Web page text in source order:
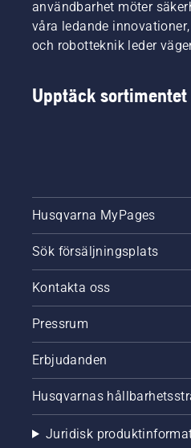
användbarhet möter
våra ledande
och robotteknik leder
Upptäck sortimentet
Husqvarna MyPages
Sök försäljningsplats
Kontakta oss
Pressrum
Erbjudanden
Husqvarnas
Juridisk